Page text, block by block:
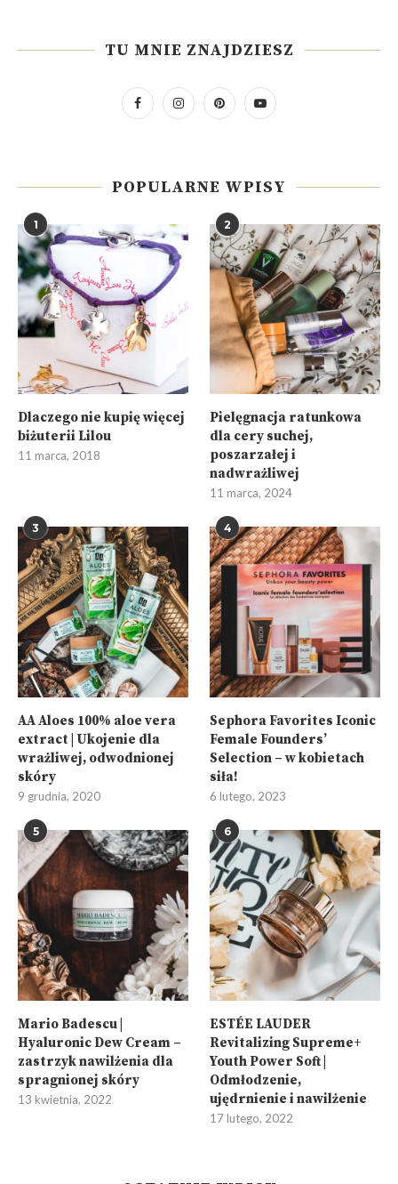
TU MNIE ZNAJDZIESZ
POPULARNE WPISY
1
Dlaczego nie kupię więcej
biżuterii Lilou
11 marca, 2018
2
Pielęgnacja ratunkowa
dla cery suchej,
poszarzałej i
nadwrażliwej
11 marca, 2024
3
AA Aloes 100% aloe vera
extract | Ukojenie dla
wrażliwej, odwodnionej
skóry
9 grudnia, 2020
4
Sephora Favorites Iconic
Female Founders’
Selection – w kobietach
siła!
6 lutego, 2023
5
Mario Badescu |
Hyaluronic Dew Cream –
zastrzyk nawilżenia dla
spragnionej skóry
13 kwietnia, 2022
6
ESTÉE LAUDER
Revitalizing Supreme+
Youth Power Soft |
Odmłodzenie,
ujędrnienie i nawilżenie
17 lutego, 2022